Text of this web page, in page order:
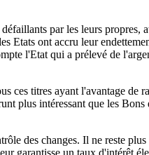
par les leurs propres,
ont accru leur
l'Etat qui a prélevé de
ces titres ayant l'avantage de
plus intéressant que les
des changes. Il ne reste